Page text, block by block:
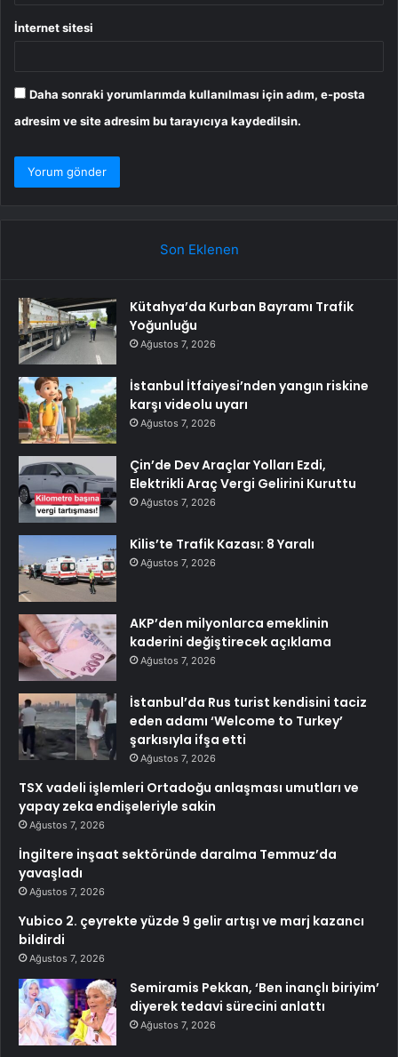
İnternet sitesi
Daha sonraki yorumlarımda kullanılması için adım, e-posta
adresim ve site adresim bu tarayıcıya kaydedilsin.
Son Eklenen
Kütahya’da Kurban Bayramı Trafik
Yoğunluğu
Ağustos 7, 2026
İstanbul İtfaiyesi’nden yangın riskine
karşı videolu uyarı
Ağustos 7, 2026
Çin’de Dev Araçlar Yolları Ezdi,
Elektrikli Araç Vergi Gelirini Kuruttu
Ağustos 7, 2026
Kilis’te Trafik Kazası: 8 Yaralı
Ağustos 7, 2026
AKP’den milyonlarca emeklinin
kaderini değiştirecek açıklama
Ağustos 7, 2026
İstanbul’da Rus turist kendisini taciz
eden adamı ‘Welcome to Turkey’
şarkısıyla ifşa etti
Ağustos 7, 2026
TSX vadeli işlemleri Ortadoğu anlaşması umutları ve
yapay zeka endişeleriyle sakin
Ağustos 7, 2026
İngiltere inşaat sektöründe daralma Temmuz’da
yavaşladı
Ağustos 7, 2026
Yubico 2. çeyrekte yüzde 9 gelir artışı ve marj kazancı
bildirdi
Ağustos 7, 2026
Semiramis Pekkan, ‘Ben inançlı biriyim’
diyerek tedavi sürecini anlattı
Ağustos 7, 2026